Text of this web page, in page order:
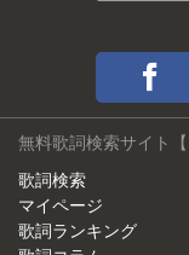
無料歌詞検索サイト【
歌詞検索
マイページ
歌詞ランキング